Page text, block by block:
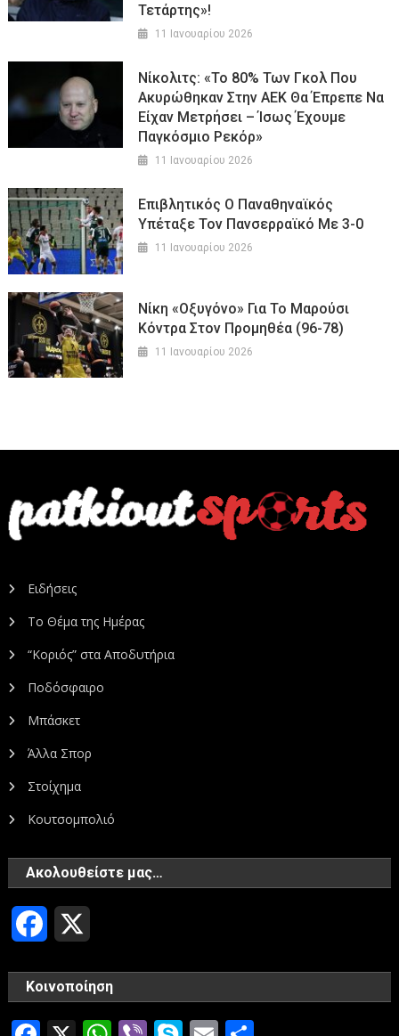
Τετάρτης»!
11 Ιανουαρίου 2026
Νίκολιτς: «Το 80% Των Γκολ Που
Ακυρώθηκαν Στην ΑΕΚ Θα Έπρεπε Να
Είχαν Μετρήσει – Ίσως Έχουμε
Παγκόσμιο Ρεκόρ»
11 Ιανουαρίου 2026
Επιβλητικός Ο Παναθηναϊκός
Υπέταξε Τον Πανσερραϊκό Με 3-0
11 Ιανουαρίου 2026
Νίκη «οξυγόνο» Για Το Μαρούσι
Κόντρα Στον Προμηθέα (96-78)
11 Ιανουαρίου 2026
Ειδήσεις
Το Θέμα της Ημέρας
“Κοριός” στα Αποδυτήρια
Ποδόσφαιρο
Μπάσκετ
Άλλα Σπορ
Στοίχημα
Κουτσομπολιό
Ακολουθείστε μας…
Facebook
Κοινοποίηση